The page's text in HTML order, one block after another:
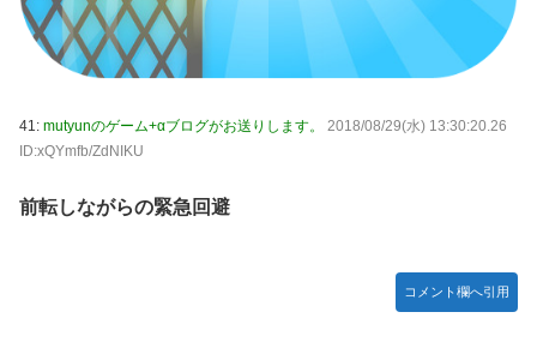
41: mutyunのゲーム+αブログがお送りします。
2018/08/29(水) 13:30:20.26
ID:xQYmfb/ZdNIKU
前転しながらの緊急回避
コメント欄へ引用